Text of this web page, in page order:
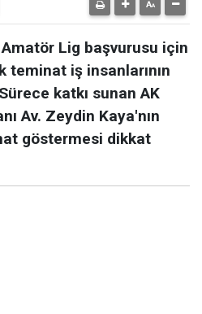
Lig başvurusu için
iş insanlarının
katkı sunan AK
Av. Zeydin Kaya'nın
göstermesi dikkat